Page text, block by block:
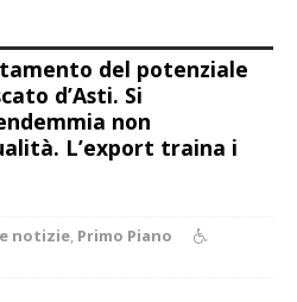
del potenziale
d’Asti. Si
non
L’export traina i
notizie, Primo Piano